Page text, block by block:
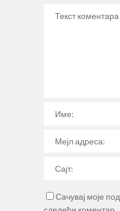
Сачувај моје